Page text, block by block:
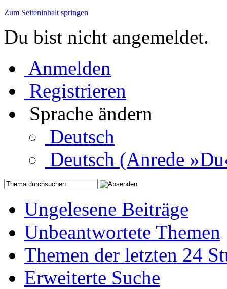
Zum Seiteninhalt springen
Du bist nicht angemeldet.
Anmelden
Registrieren
Sprache ändern
Deutsch
Deutsch (Anrede
Ungelesene Beiträge
Unbeantwortete Themen
Themen der letzten 24
Erweiterte Suche